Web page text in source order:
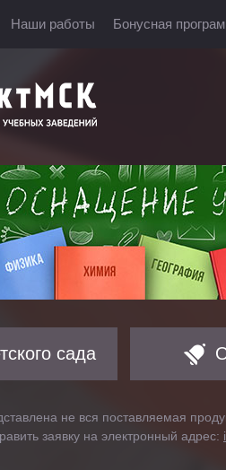
Наши работы Бонусная
сада
не вся поставляемая
заявку на электронный адрес: